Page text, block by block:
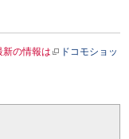
の情報は
ドコモショッ